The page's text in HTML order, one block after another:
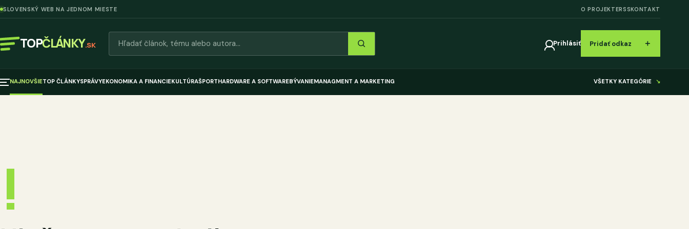
SLOVENSKÝ WEB NA JEDNOM MIESTE O PROJEKTERSSKONTAKT
TOPČLÁNKY.SK Prihlásiť Pridať odkaz ＋
NAJNOVŠIETOP ČLÁNKYSPRÁVYEKONOMIKA A FINANCIEKULTÚRAŠPORTHARDWARE A SOFTWAREBÝVANIEMANAGMENT A MARKETING VŠETKY KATEGÓRIE ↘
!